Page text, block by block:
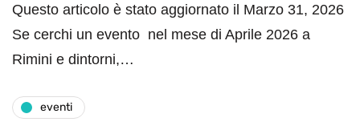
Questo articolo è stato aggiornato il Marzo 31, 2026
Se cerchi un evento nel mese di Aprile 2026 a
Rimini e dintorni,…
eventi